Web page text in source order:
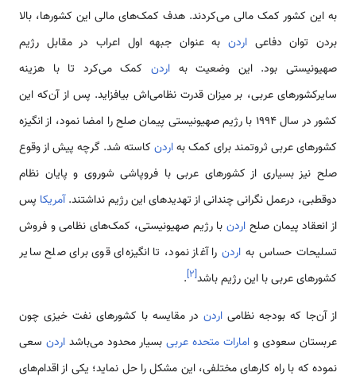
به این کشور کمک مالی می‌کردند. هدف کمک‌های مالی این کشورها، بالا
بردن توان دفاعی اردنبه عنوان جبهه اول اعراب در مقابل رژیم
صهیونیستی بود. این وضعیت به اردن کمک می‌کرد تا با هزینه
سایرکشورهای عربی، بر میزان قدرت نظامی‌اش بیافزاید. پس از آن‌که این
کشور در سال 1994 با رژیم صهیونیستی پیمان صلح را امضا نمود، از انگیزه
کشورهای عربی ثروتمند برای کمک بهاردن کاسته شد. گرچه پیش از وقوع
صلح نیز بسیاری از کشورهای عربی با فروپاشی شوروی و پایان نظام
دوقطبی، درعمل نگرانی چندانی از تهدیدهای این رژیم نداشتند.آمریکا پس
از انعقاد پیمان صلح اردنبا رژیم صهیونیستی، کمک‌های نظامی‌ و فروش‌
تسلیحات حساس به اردنرا آغاز نمود، تا انگیزه‌ای قوی برای صلح سایر
کشورهای عربی با این رژیم باشد[۲]
.
از آن‌جا که بودجه نظامی‌ اردن در مقایسه با کشورهای نفت خیزی چون
عربستان سعودی و امارات متحده عربی بسیار محدود می‌باشد اردن سعی
نموده که با راه کارهای مختلفی، این مشکل را حل نماید؛ یکی از اقدام‌های